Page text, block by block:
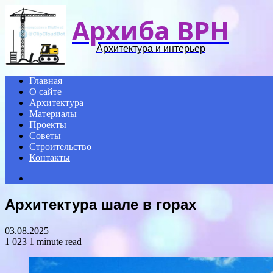
Архиба ВРН
Архитектура и интерьер
Главная
О сайте
Архитектура
Материалы
Проекты
Советы
Строительство
Контакты
Архитектура шале в горах
03.08.2025
1 023 1 minute read